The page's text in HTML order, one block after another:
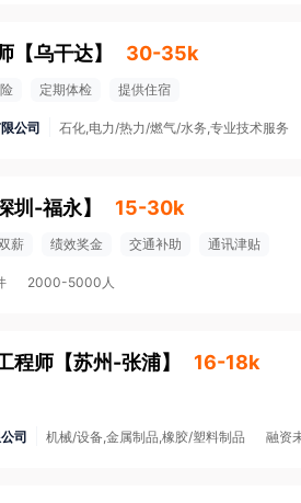
【乌干达】 30-35k
定期体检 提供住宿
公司 石化,电力/热力/燃气/水务,专业技术服务
圳-福永】 15-30k
薪 绩效奖金 交通补助 通讯津贴
2000-5000人
程师 【苏州-张浦】 16-18k
司 机械/设备,金属制品,橡胶/塑料制品 融资